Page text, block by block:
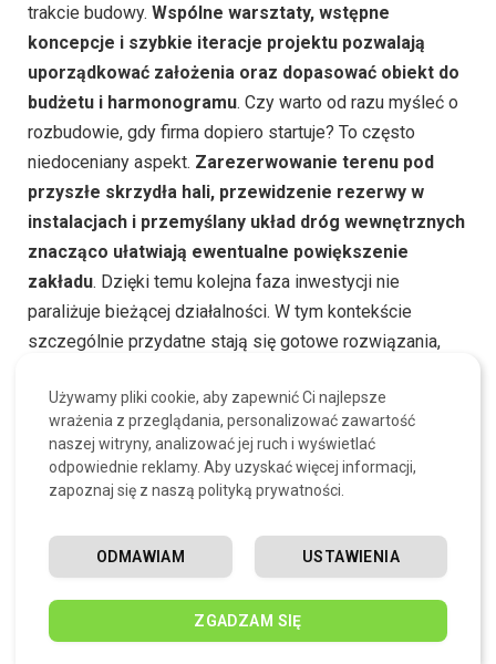
trakcie budowy. Wspólne warsztaty, wstępne
koncepcje i szybkie iteracje projektu pozwalają
uporządkować założenia oraz dopasować obiekt do
budżetu i harmonogramu. Czy warto od razu myśleć o
rozbudowie, gdy firma dopiero startuje? To często
niedoceniany aspekt. Zarezerwowanie terenu pod
przyszłe skrzydła hali, przewidzenie rezerwy w
instalacjach i przemyślany układ dróg wewnętrznych
znacząco ułatwiają ewentualne powiększenie
zakładu. Dzięki temu kolejna faza inwestycji nie
paraliżuje bieżącej działalności. W tym kontekście
szczególnie przydatne stają się gotowe rozwiązania,
prezentuje je na stronie produktu – tam można zobaczyć,
jak wyglądahala produkcyjna z biurem w praktycznych
realizacjach, wraz z konkretnym układem pomieszczeń i
zdjęciami z budowy.
Co wyróżnia podejście Carcon na tle
rynku?
Czy każdy generalny wykonawca patrzy na halę z biurem
Używamy pliki cookie, aby zapewnić Ci najlepsze
wrażenia z przeglądania, personalizować zawartość
naszej witryny, analizować jej ruch i wyświetlać
odpowiednie reklamy. Aby uzyskać więcej informacji,
zapoznaj się z naszą polityką prywatności.
ZGADZAM SIĘ
USTAWIENIA
ODMAWIAM